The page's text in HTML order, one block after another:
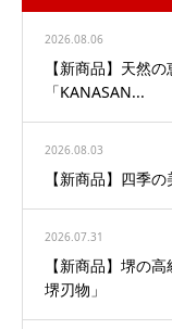
2026.08.06
【新商品】天然
「KANASAN...
2026.08.03
【新商品】四季
2026.07.31
【新商品】堺の
堺刃物」